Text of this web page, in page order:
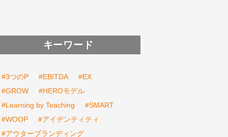
キーワード
#3つのP #EBITDA
#EX
#GROW
#HEROモデル
#Learning by Teaching
#SMART
#WOOP
#アイデンティティ
#アウターブランディング